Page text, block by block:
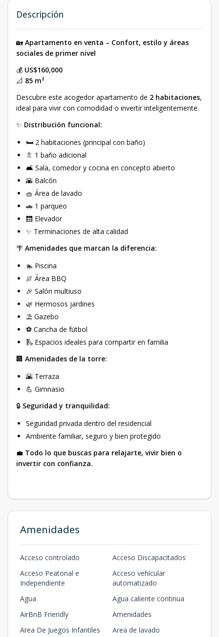
Descripción
🏡 Apartamento en venta – Confort, estilo y áreas
sociales de primer nivel
💰 US$160,000
📐 85 m²
Descubre este acogedor apartamento de 2 habitaciones,
ideal para vivir con comodidad o invertir inteligentemente.
✨ Distribución funcional:
🛏 2 habitaciones (principal con baño)
🚿 1 baño adicional
🛋 Sala, comedor y cocina en concepto abierto
🌇 Balcón
🧺 Área de lavado
🚗 1 parqueo
🛗 Elevador
✨ Terminaciones de alta calidad
🌴 Amenidades que marcan la diferencia:
🏊 Piscina
🍖 Área BBQ
🎉 Salón multiuso
🌿 Hermosos jardines
⛱ Gazebo
⚽ Cancha de fútbol
🛝 Espacios ideales para compartir en familia
🏢 Amenidades de la torre:
🌇 Terraza
💪 Gimnasio
🔒 Seguridad y tranquilidad:
Seguridad privada dentro del residencial
Ambiente familiar, seguro y bien protegido
💼 Todo lo que buscas para relajarte, vivir bien o
invertir con confianza.
Amenidades
Acceso controlado
Acceso Discapacitados
Acceso Peatonal e
Independiente
Acceso vehícular
automatizado
Agua
Agua caliente continua
AirBnB Friendly
Amenidades
Area De Juegos Infantiles
Area de lavado